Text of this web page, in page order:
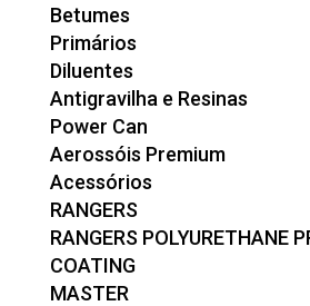
Betumes
Primários
Diluentes
Antigravilha e Resinas
Power Can
Aerossóis Premium
Acessórios
RANGERS
RANGERS POLYURETHANE
COATING
MASTER